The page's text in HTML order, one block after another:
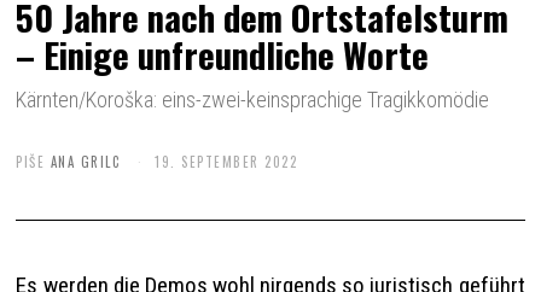
50 Jahre nach dem Ortstafelsturm
– Einige unfreundliche Worte
Kärnten/Koroška: eins-zwei-keinsprachige Tragikkomödie
PIŠE ANA GRILC 19. SEPTEMBER 2022
Es werden die Demos wohl nirgends so juristisch geführt